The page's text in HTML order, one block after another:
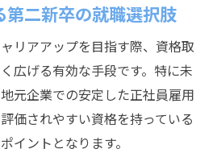
第二新卒の就職選択肢
リアアップを目指す際、資格取
広げる有効な手段です。特に未
元企業での安定した正社員雇用
価されやすい資格を持っている
イントとなります。